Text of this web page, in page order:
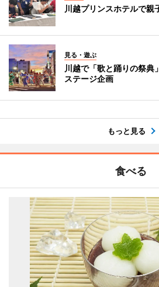
川越プリンスホテルで親
見る・遊ぶ
川越で「歌と踊りの祭
ステージ企画
もっと見る
食べる